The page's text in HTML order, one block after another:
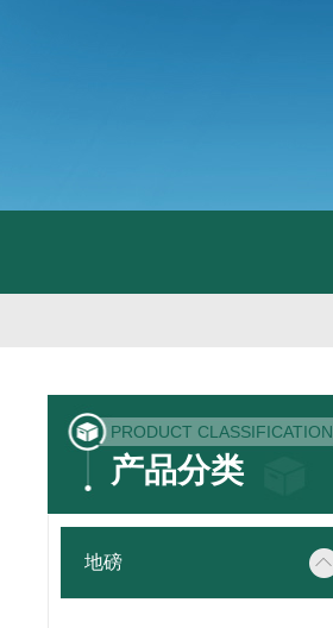
PRODUCT CLASSIFICATION
产品分类
地磅